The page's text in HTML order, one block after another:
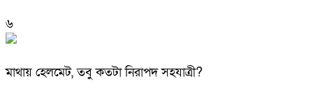
৬
মাথায় হেলমেট, তবু কতটা নিরাপদ সহযাত্রী?